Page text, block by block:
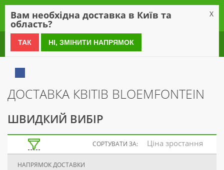
0 800 21 54 55
ДОСТАВКА КВІТІВ BLOEMFONTEIN
ШВИДКИЙ ВИБІР
СОРТУВАТИ ЗА: Ціна зростання
НАПРЯМОК ДОСТАВКИ
Вам необхідна доставка в Київ та
область?
X
ТАК НІ, ЗМІНИТИ НАПРЯМОК